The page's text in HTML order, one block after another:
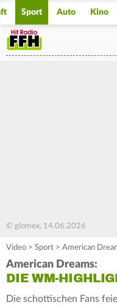
Sport Auto Kino
© glomex, 14.06.2026
Video > Sport > American
American Dreams:
DIE WM-
Die schottischen Fans